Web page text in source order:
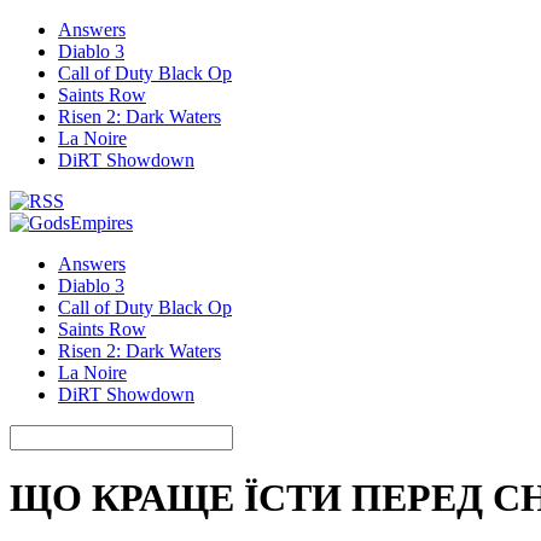
Answers
Diablo 3
Call of Duty Black Op
Saints Row
Risen 2: Dark Waters
La Noire
DiRT Showdown
Answers
Diablo 3
Call of Duty Black Op
Saints Row
Risen 2: Dark Waters
La Noire
DiRT Showdown
ЩО КРАЩЕ ЇСТИ ПЕРЕД